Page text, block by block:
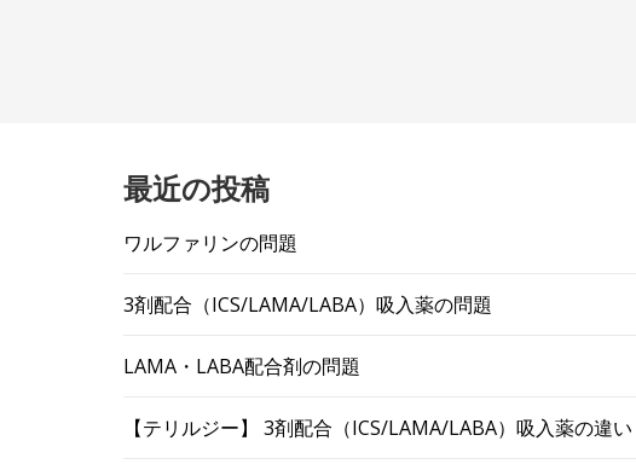
最近の投稿
ワルファリンの問題
3剤配合（ICS/LAMA/LABA）吸入薬の問題
LAMA・LABA配合剤の問題
【テリルジー】 3剤配合（ICS/LAMA/LABA）吸入薬の違い